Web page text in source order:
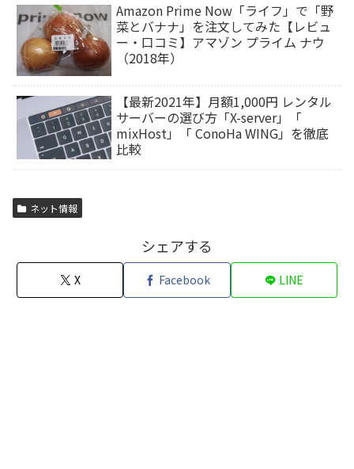
Amazon Prime Now「ライフ」で「野
菜とバナナ」を注文してみた【レビュ
ー・口コミ】アマゾン プライム ナウ
（2018年）
【最新2021年】月額1,000円 レンタル
サーバーの選び方「X-server」「
mixHost」「 ConoHa WING」を徹底
比較
ネット情報
シェアする
X Facebook LINE